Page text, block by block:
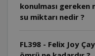
konulması gereken
su miktarı nedir ?
FL398 - Felix Joy